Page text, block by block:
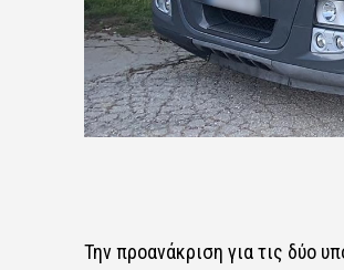
Την προανάκριση για τις δύο